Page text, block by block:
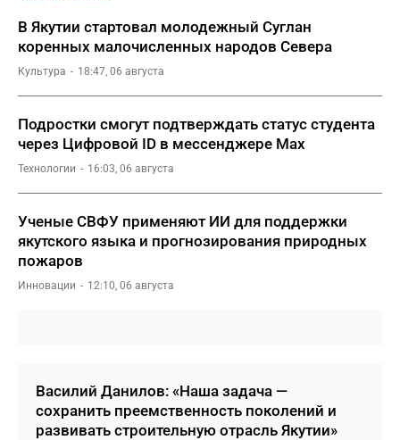
В Якутии стартовал молодежный Суглан
коренных малочисленных народов Севера
Культура 18:47, 06 августа
Подростки смогут подтверждать статус студента
через Цифровой ID в мессенджере Мах
Технологии 16:03, 06 августа
Ученые СВФУ применяют ИИ для поддержки
якутского языка и прогнозирования природных
пожаров
Инновации 12:10, 06 августа
Василий Данилов: «Наша задача —
сохранить преемственность поколений и
развивать строительную отрасль Якутии»